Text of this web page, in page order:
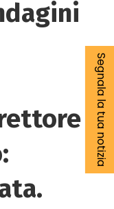
Segnala la tua notizia